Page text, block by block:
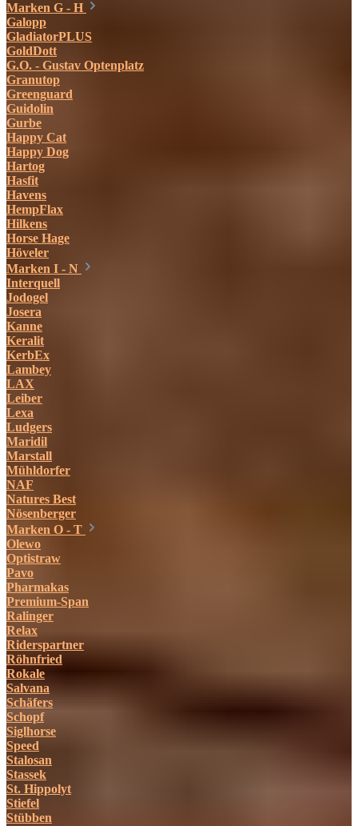
Marken G - H
Galopp
GladiatorPLUS
GoldDott
G.O. - Gustav Optenplatz
Granutop
Greenguard
Guidolin
Gurbe
Happy Cat
Happy Dog
Hartog
Hasfit
Havens
HempFlax
Hilkens
Horse Hage
Höveler
Marken I - N
Interquell
Jodogel
Josera
Kanne
Keralit
KerbEx
Lambey
LAX
Leiber
Lexa
Ludgers
Maridil
Marstall
Mühldorfer
NAF
Natures Best
Nösenberger
Marken O - T
Olewo
Optistraw
Pavo
Pharmakas
Premium-Span
Ralinger
Relax
Riderspartner
Röhnfried
Rokale
Salvana
Schäfers
Schopf
Siglhorse
Speed
Stalosan
Stassek
St. Hippolyt
Stiefel
Stübben